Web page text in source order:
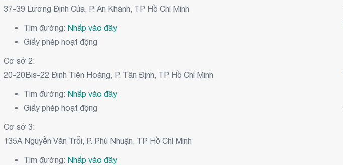
37-39 Lương Định Của, P. An Khánh, TP Hồ Chí Minh
Tìm đường: Nhấp vào đây
Giấy phép hoạt động
Cơ sở 2:
20-20Bis-22 Đinh Tiên Hoàng, P. Tân Định, TP Hồ Chí Minh
Tìm đường: Nhấp vào đây
Giấy phép hoạt động
Cơ sở 3:
135A Nguyễn Văn Trỗi, P. Phú Nhuận, TP Hồ Chí Minh
Tìm đường: Nhấp vào đây